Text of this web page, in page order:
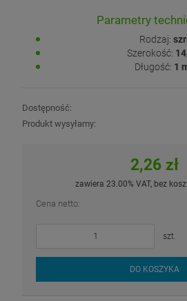
Parametry
Rodzaj:
Szerokość:
Długość: 1
Dostępność:
Produkt wysyłamy:
2,26 zł
zawiera 23.00% VAT, bez
Cena netto:
szt.
DO KOSZYKA